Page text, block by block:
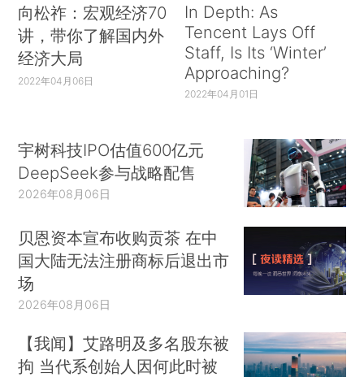
向松祚：宏观经济70
讲，带你了解国内外
经济大局
2022年04月06日
In Depth: As
Tencent Lays Off
Staff, Is Its ‘Winter’
Approaching?
2022年04月01日
宇树科技IPO估值600亿元
DeepSeek参与战略配售
2026年08月06日
贝恩资本宣布收购贡茶 在中
国大陆无法注册商标后退出市
场
2026年08月06日
【我闻】艾路明及多名股东被
拘 当代系创始人因何此时被